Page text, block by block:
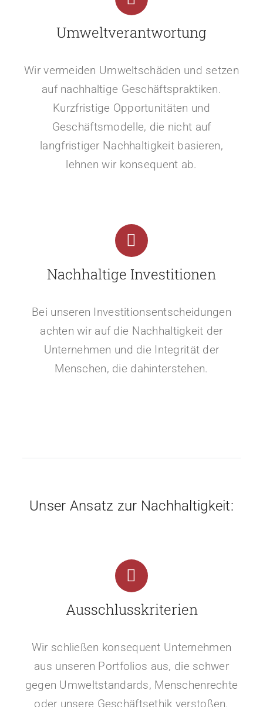
Umweltverantwortung
Wir vermeiden Umweltschäden und setzen
auf nachhaltige Geschäftspraktiken.
Kurzfristige Opportunitäten und
Geschäftsmodelle, die nicht auf
langfristiger Nachhaltigkeit basieren,
lehnen wir konsequent ab.
Nachhaltige Investitionen
Bei unseren Investitionsentscheidungen
achten wir auf die Nachhaltigkeit der
Unternehmen und die Integrität der
Menschen, die dahinterstehen.
Unser Ansatz zur Nachhaltigkeit:
Ausschlusskriterien
Wir schließen konsequent Unternehmen
aus unseren Portfolios aus, die schwer
gegen Umweltstandards, Menschenrechte
oder unsere Geschäftsethik verstoßen.